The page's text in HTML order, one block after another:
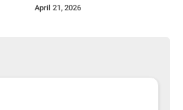
Terus Berlanjut
April 21, 2026